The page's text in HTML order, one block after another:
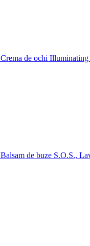
Crema de ochi
Balsam de buze S.O.S.,